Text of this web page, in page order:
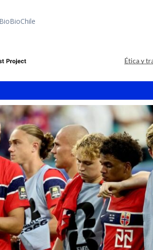
Ética y